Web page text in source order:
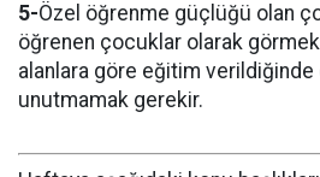
5-Özel öğrenme güçlüğü olan
öğrenen çocuklar olarak
alanlara göre eğitim
unutmamak gerekir.